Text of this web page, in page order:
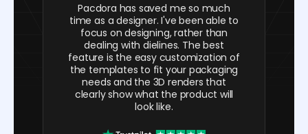
Pacdora has saved me so much
time as a designer. I've been able to
focus on designing, rather than
dealing with dielines. The best
feature is the easy customization of
the templates to fit your packaging
needs and the 3D renders that
clearly show what the product will
look like.